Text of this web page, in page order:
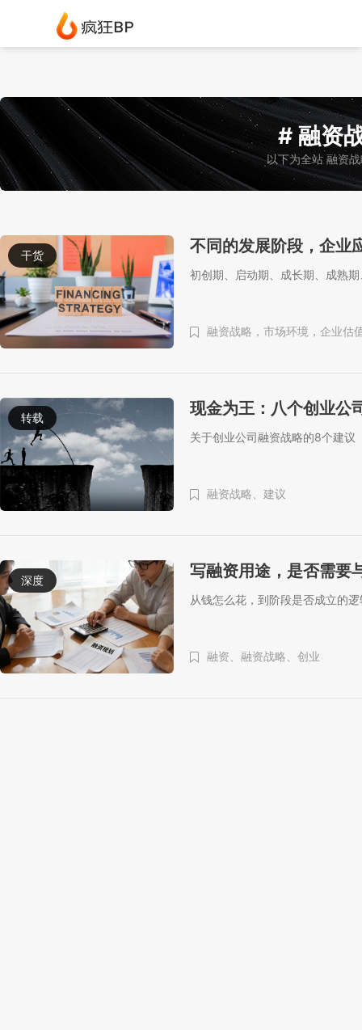
# 融资
以下为全站 融资
干货 不同的发展阶段，企业
初创期、启动期、成长期、成熟
融资战略，市场环境，企业估
转载 现金为王：八个创业公
关于创业公司融资战略的8个建议
融资战略、 建议
深度 写融资用途，是否需要
从钱怎么花，到阶段是否成立的
融资、 融资战略、 创业